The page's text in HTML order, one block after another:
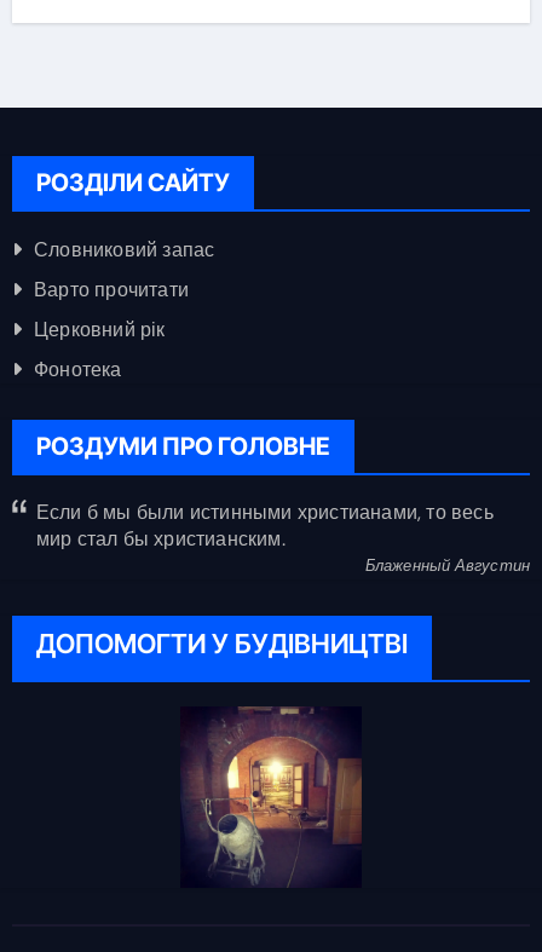
РОЗДІЛИ САЙТУ
Словниковий запас
Варто прочитати
Церковний рік
Фонотека
РОЗДУМИ ПРО ГОЛОВНЕ
Если б мы были истинными христианами, то весь
мир стал бы христианским.
Блаженный Августин
ДОПОМОГТИ У БУДІВНИЦТВІ